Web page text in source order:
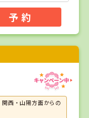
予 約
関西・山陽方面からの